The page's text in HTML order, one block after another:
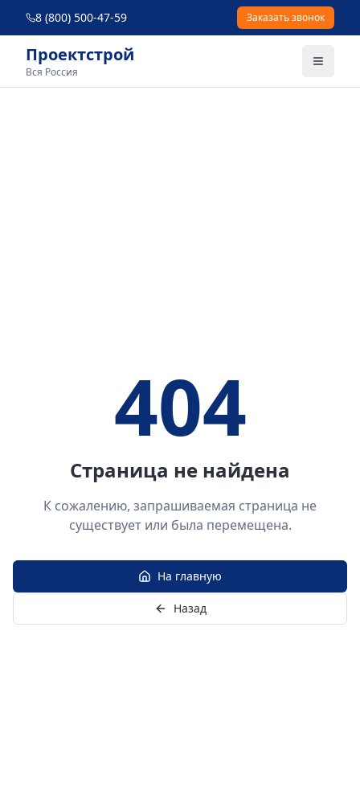
8 (800) 500-47-59 Заказать звонок
Проектстрой
Вся Россия
404
Страница не найдена
К сожалению, запрашиваемая страница не
существует или была перемещена.
На главную
Назад